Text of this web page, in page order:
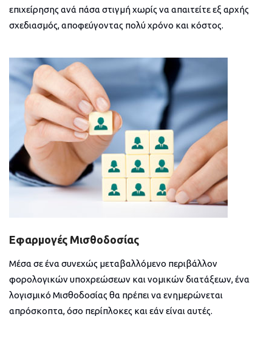
επιχείρησης ανά πάσα στιγμή χωρίς να απαιτείτε εξ αρχής
σχεδιασμός, αποφεύγοντας πολύ χρόνο και κόστος.
Εφαρμογές Μισθοδοσίας
Μέσα σε ένα συνεχώς μεταβαλλόμενο περιβάλλον
φορολογικών υποχρεώσεων και νομικών διατάξεων, ένα
λογισμικό Μισθοδοσίας θα πρέπει να ενημερώνεται
απρόσκοπτα, όσο περίπλοκες και εάν είναι αυτές.